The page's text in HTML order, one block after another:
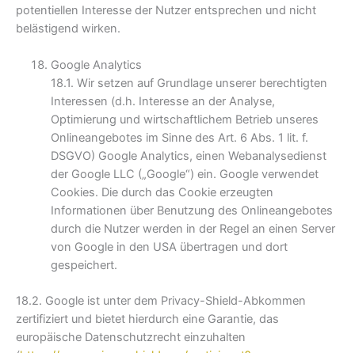
potentiellen Interesse der Nutzer entsprechen und nicht
belästigend wirken.
Google Analytics
18.1. Wir setzen auf Grundlage unserer berechtigten
Interessen (d.h. Interesse an der Analyse,
Optimierung und wirtschaftlichem Betrieb unseres
Onlineangebotes im Sinne des Art. 6 Abs. 1 lit. f.
DSGVO) Google Analytics, einen Webanalysedienst
der Google LLC („Google“) ein. Google verwendet
Cookies. Die durch das Cookie erzeugten
Informationen über Benutzung des Onlineangebotes
durch die Nutzer werden in der Regel an einen Server
von Google in den USA übertragen und dort
gespeichert.
18.2. Google ist unter dem Privacy-Shield-Abkommen
zertifiziert und bietet hierdurch eine Garantie, das
europäische Datenschutzrecht einzuhalten